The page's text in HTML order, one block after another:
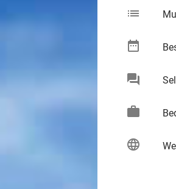
list
date_range
chat
work
language